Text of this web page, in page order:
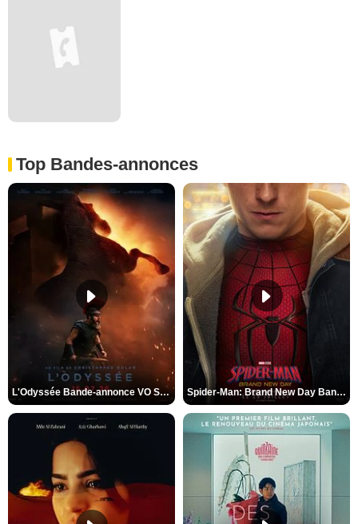
Top Bandes-annonces
L'Odyssée Bande-annonce VO STFR Spider-Man: Brand New Day Bande-annonce VO STFR